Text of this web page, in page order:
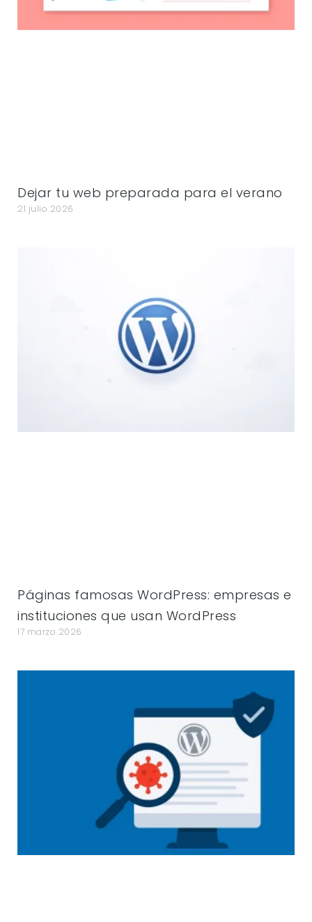
Dejar tu web preparada para el verano
21 julio 2026
Páginas famosas WordPress: empresas e
instituciones que usan WordPress
17 marzo 2026